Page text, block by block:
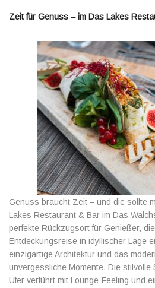
Zeit für Genuss – im Das Lakes
Genuss braucht Zeit – und die sollte
Lakes Restaurant & Bar im Das
perfekte Rückzugsort für Genießer,
Entdeckungsreise in idyllischer Lage
einzigartige Architektur und das
unvergessliche Momente. Die stilvolle
Ufer verführt mit Lounge-Feeling und